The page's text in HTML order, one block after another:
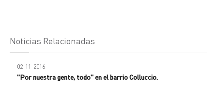
Noticias Relacionadas
02-11-2016
"Por nuestra gente, todo" en el barrio Colluccio.